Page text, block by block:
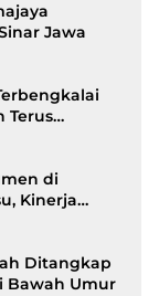
Jawa
Terus
di
Kinerja
Ditangkap
Bawah Umur